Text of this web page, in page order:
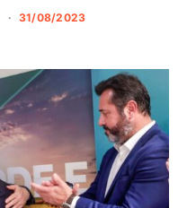
31/08/2023